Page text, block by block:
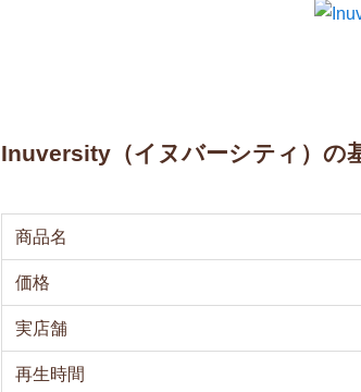
Inuversity（イヌバーシティ）の
商品名
価格
実店舗
再生時間